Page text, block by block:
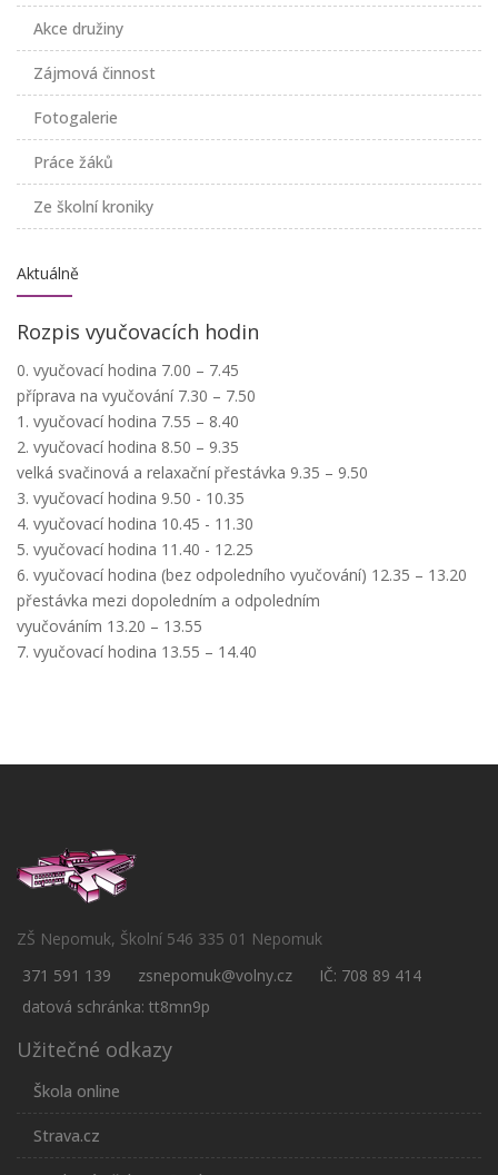
Akce družiny
Zájmová činnost
Fotogalerie
Práce žáků
Ze školní kroniky
Aktuálně
Rozpis vyučovacích hodin
0. vyučovací hodina 7.00 – 7.45
příprava na vyučování 7.30 – 7.50
1. vyučovací hodina 7.55 – 8.40
2. vyučovací hodina 8.50 – 9.35
velká svačinová a relaxační přestávka 9.35 – 9.50
3. vyučovací hodina 9.50 - 10.35
4. vyučovací hodina 10.45 - 11.30
5. vyučovací hodina 11.40 - 12.25
6. vyučovací hodina (bez odpoledního vyučování) 12.35 – 13.20
přestávka mezi dopoledním a odpoledním
vyučováním 13.20 – 13.55
7. vyučovací hodina 13.55 – 14.40
ZŠ Nepomuk, Školní 546 335 01 Nepomuk
371 591 139
zsnepomuk@volny.cz
IČ: 708 89 414
datová schránka: tt8mn9p
Užitečné odkazy
Škola online
Strava.cz